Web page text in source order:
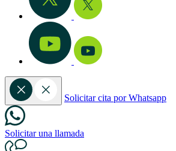
Solicitar cita por Whatsapp
Solicitar una llamada